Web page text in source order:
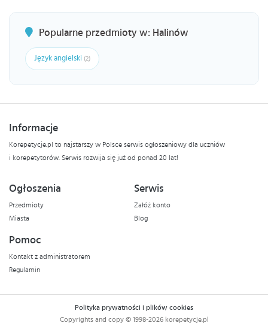
Popularne przedmioty w: Halinów
Język angielski (2)
Informacje
Korepetycje.pl to najstarszy w Polsce serwis ogłoszeniowy dla uczniów
i korepetytorów. Serwis rozwija się już od ponad 20 lat!
Ogłoszenia
Przedmioty
Miasta
Serwis
Załóż konto
Blog
Pomoc
Kontakt z administratorem
Regulamin
Polityka prywatności i plików cookies
Copyrights and copy © 1998-2026 korepetycje.pl